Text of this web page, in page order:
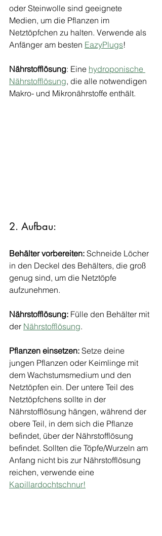
oder Steinwolle sind geeignete
Medien, um die Pflanzen im
Netztöpfchen zu halten. Verwende als
Anfänger am besten EazyPlugs!
Nährstofflösung: Eine hydroponische
Nährstofflösung, die alle notwendigen
Makro- und Mikronährstoffe enthält.
2. Aufbau:
Behälter vorbereiten: Schneide Löcher
in den Deckel des Behälters, die groß
genug sind, um die Netztöpfe
aufzunehmen.
Nährstofflösung: Fülle den Behälter mit
der Nährstofflösung.
Pflanzen einsetzen: Setze deine
jungen Pflanzen oder Keimlinge mit
dem Wachstumsmedium und den
Netztöpfen ein. Der untere Teil des
Netztöpfchens sollte in der
Nährstofflösung hängen, während der
obere Teil, in dem sich die Pflanze
befindet, über der Nährstofflösung
befindet. Sollten die Töpfe/Wurzeln am
Anfang nicht bis zur Nährstofflösung
reichen, verwende eine
Kapillardochtschnur!